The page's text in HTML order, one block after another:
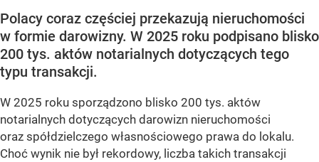
Polacy coraz częściej przekazują nieruchomości
w formie darowizny. W 2025 roku podpisano blisko
200 tys. aktów notarialnych dotyczących tego
typu transakcji.
W 2025 roku sporządzono blisko 200 tys. aktów
notarialnych dotyczących darowizn nieruchomości
oraz spółdzielczego własnościowego prawa do lokalu.
Choć wynik nie był rekordowy, liczba takich transakcji